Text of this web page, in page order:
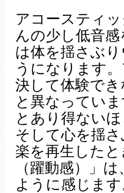
アコースティ
んの少し低音
は体を揺さぶ
うになります
決して体験で
と異なってい
とあり得ない
そして心を揺
楽を再生した
（躍動感）」
ように感じます